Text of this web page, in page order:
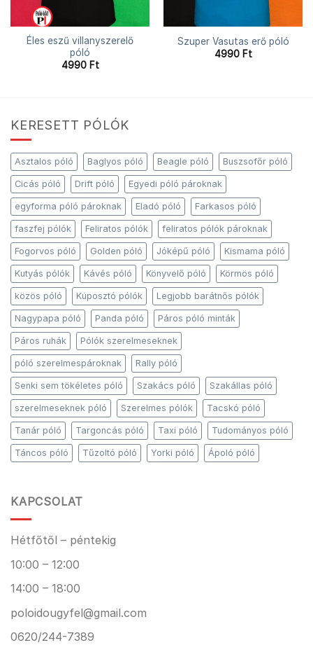
Éles eszű villanyszerelő
póló
4990 Ft
Szuper Vasutas erő póló
4990 Ft
KERESETT PÓLÓK
Asztalos póló Baglyos póló Beagle póló Buszsofőr póló
Cicás póló Drift póló Egyedi póló pároknak
egyforma póló pároknak Eladó póló Farkasos póló
faszfej pólók Feliratos pólók feliratos pólók pároknak
Fogorvos póló Golden póló Jóképű póló Kismama póló
Kutyás pólók Kávés póló Könyvelő póló Körmös póló
közös póló Kúposztó pólók Legjobb barátnős pólók
Nagypapa póló Panda póló Páros póló minták
Páros ruhák Pólók szerelmeseknek
póló szerelmespároknak Rally póló
Senki sem tökéletes póló Szakács póló Szakállas póló
szerelmeseknek póló Szerelmes pólók Tacskó póló
Tanár póló Targoncás póló Taxi póló Tudományos póló
Táncos póló Tűzoltó póló Yorki póló Ápoló póló
KAPCSOLAT
Hétfőtől – péntekig
10:00 – 12:00
14:00 – 18:00
poloidougyfel@gmail.com
0620/244-7389